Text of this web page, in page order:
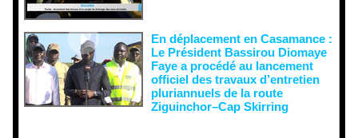
En déplacement en Casamance :
Le Président Bassirou Diomaye
Faye a procédé au lancement
officiel des travaux d’entretien
pluriannuels de la route
Ziguinchor–Cap Skirring